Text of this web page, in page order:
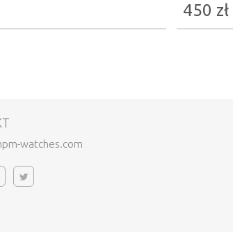
450 zł
watches.com